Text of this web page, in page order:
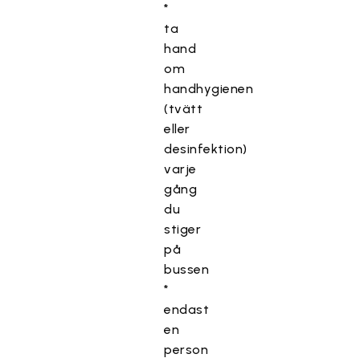
*
ta
hand
om
handhygienen
(tvätt
eller
desinfektion)
varje
gång
du
stiger
på
bussen
*
endast
en
person